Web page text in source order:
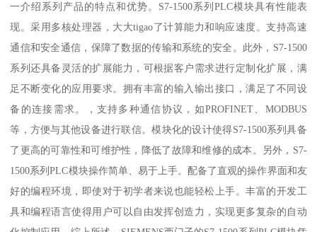
一介绍系列产品的特点和优势。S7-1500系列PLC模块具有性能表
现。采用多核处理器，大大tigao了计算能力和响应速度。支持高速
通信和安全通信，保障了数据的传输和系统的安全。此外，S7-1500
系列还具备灵活的扩展能力，可根据客户需求进行定制化扩展，满
足不断变化的应用要求。拥有丰富的输入输出接口，满足了不同设
备的连接需求。，支持多种通信协议，如PROFINET、MODBUS
等，方便与其他设备进行联信。模块化的设计使得S7-1500系列具备
了更高的可靠性和可维护性，降低了故障和维修的成本。另外，S7-
1500系列PLC模块操作简单、易于上手。配备了直观的操作界面和友
好的编程环境，即使对于初学者来说也能轻松上手。丰富的开发工
具和编程语言使得用户可以自由发挥创造力，实现更多复杂的自动